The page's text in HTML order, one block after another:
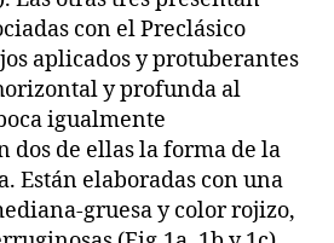
con el Preclásico
aplicados y protuberantes
y profunda al
igualmente
dos de ellas la forma de la
Están elaboradas con una
gruesa y color rojizo,